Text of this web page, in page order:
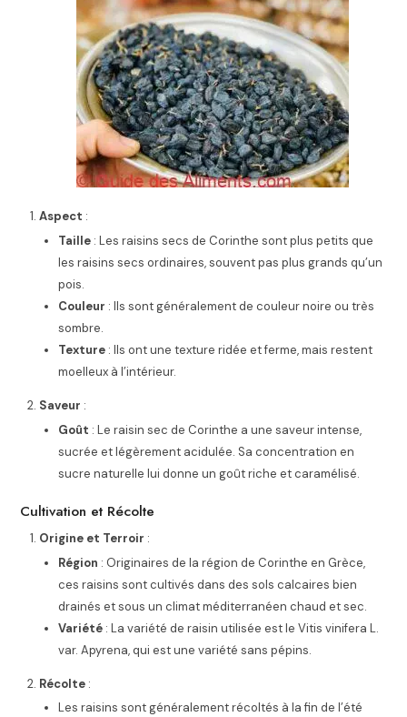
Aspect :
Taille : Les raisins secs de Corinthe sont plus petits que
les raisins secs ordinaires, souvent pas plus grands qu’un
pois.
Couleur : Ils sont généralement de couleur noire ou très
sombre.
Texture : Ils ont une texture ridée et ferme, mais restent
moelleux à l’intérieur.
Saveur :
Goût : Le raisin sec de Corinthe a une saveur intense,
sucrée et légèrement acidulée. Sa concentration en
sucre naturelle lui donne un goût riche et caramélisé.
Cultivation et Récolte
Origine et Terroir :
Région : Originaires de la région de Corinthe en Grèce,
ces raisins sont cultivés dans des sols calcaires bien
drainés et sous un climat méditerranéen chaud et sec.
Variété : La variété de raisin utilisée est le Vitis vinifera L.
var. Apyrena, qui est une variété sans pépins.
Récolte :
Les raisins sont généralement récoltés à la fin de l’été